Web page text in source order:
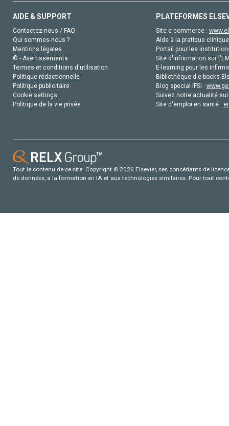
AIDE & SUPPORT
Contactez-nous / FAQ
Qui sommes-nous ?
Mentions légales
© - Avertissements
Termes et conditions d'utilisation
Politique rédactionnelle
Politique publicitaire
Cookie settings
Politique de la vie privée
PLATEFORMES
Site e-commerce :
Aide à la pratique
Portail pour les
Site d'information sur
E-learning pour les
Bibliothèque d'e-books
Blog special IFSI :
Suivez notre actualité
Site d'emploi en santé :
Tout le contenu de ce site: Copyright © 2026 Elsevier, ses concédants de
de données, a la formation en IA et aux technologies similaires. Pour tout